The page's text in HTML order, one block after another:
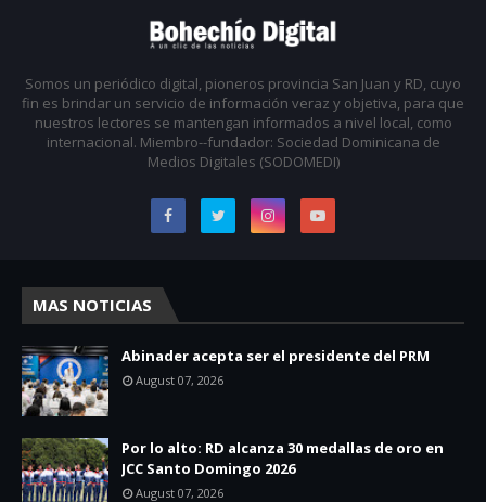
Somos un periódico digital, pioneros provincia San Juan y RD, cuyo
fin es brindar un servicio de información veraz y objetiva, para que
nuestros lectores se mantengan informados a nivel local, como
internacional. Miembro--fundador: Sociedad Dominicana de
Medios Digitales (SODOMEDI)
MAS NOTICIAS
Abinader acepta ser el presidente del PRM
August 07, 2026
Por lo alto: RD alcanza 30 medallas de oro en
JCC Santo Domingo 2026
August 07, 2026